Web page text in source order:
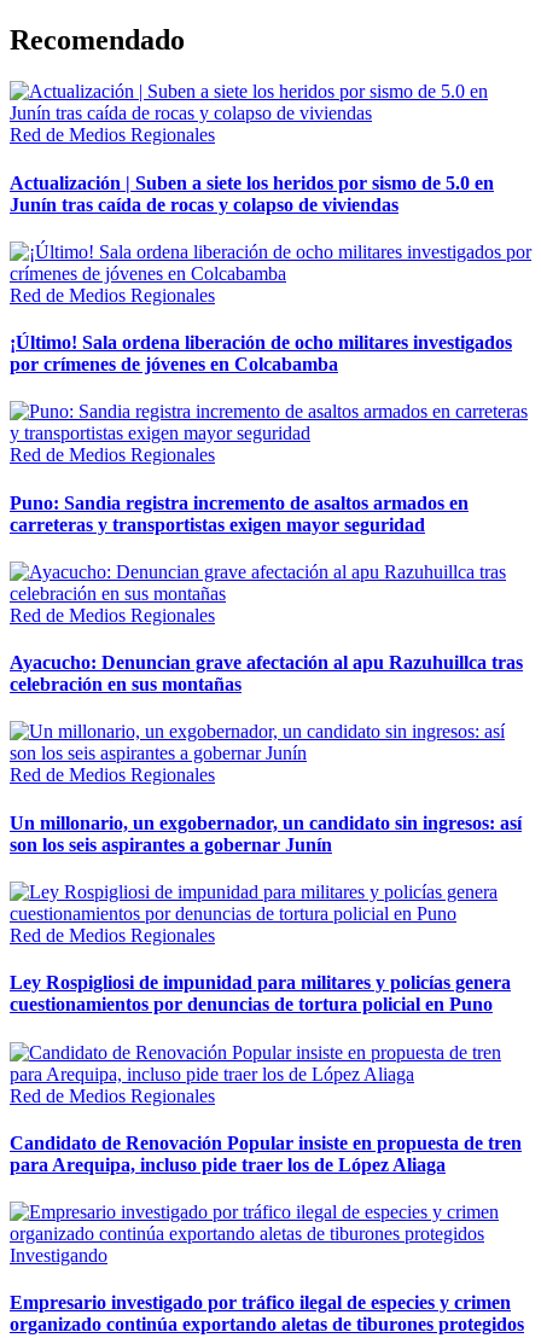
Recomendado
Red de Medios Regionales
Actualización | Suben a siete los heridos por sismo de 5.0 en
Junín tras caída de rocas y colapso de viviendas
Red de Medios Regionales
¡Último! Sala ordena liberación de ocho militares investigados
por crímenes de jóvenes en Colcabamba
Red de Medios Regionales
Puno: Sandia registra incremento de asaltos armados en
carreteras y transportistas exigen mayor seguridad
Red de Medios Regionales
Ayacucho: Denuncian grave afectación al apu Razuhuillca tras
celebración en sus montañas
Red de Medios Regionales
Un millonario, un exgobernador, un candidato sin ingresos: así
son los seis aspirantes a gobernar Junín
Red de Medios Regionales
Ley Rospigliosi de impunidad para militares y policías genera
cuestionamientos por denuncias de tortura policial en Puno
Red de Medios Regionales
Candidato de Renovación Popular insiste en propuesta de tren
para Arequipa, incluso pide traer los de López Aliaga
Investigando
Empresario investigado por tráfico ilegal de especies y crimen
organizado continúa exportando aletas de tiburones protegidos